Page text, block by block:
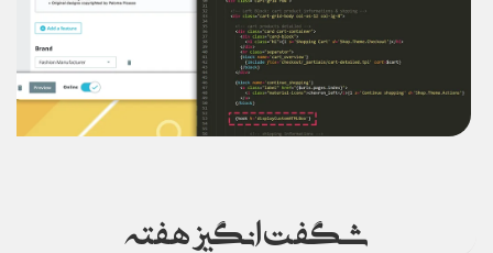
شگفت انگیز هفته